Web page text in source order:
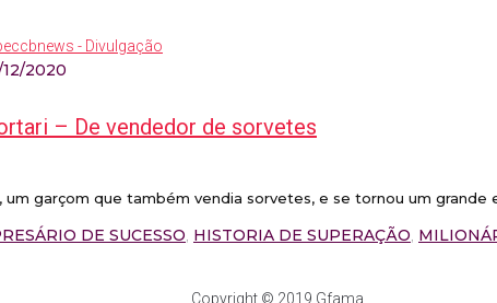
12/2020
– De vendedor de sorvetes
garçom que também vendia sorvetes, e se tornou um grande
DE SUCESSO, HISTORIA DE SUPERAÇÃO,
Copyright © 2019 Gfama.